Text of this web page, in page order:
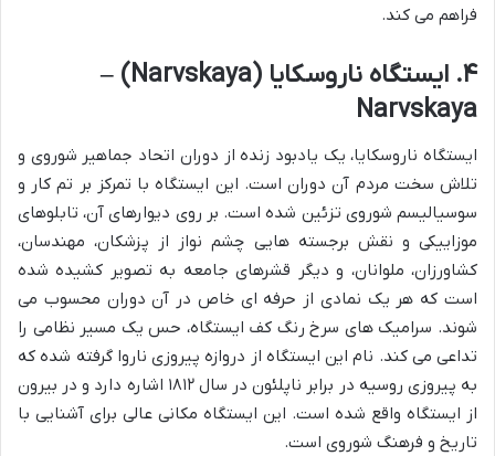
فراهم می کند.
۴. ایستگاه ناروسکایا (Narvskaya) –
Narvskaya
ایستگاه ناروسکایا، یک یادبود زنده از دوران اتحاد جماهیر شوروی و
تلاش سخت مردم آن دوران است. این ایستگاه با تمرکز بر تم کار و
سوسیالیسم شوروی تزئین شده است. بر روی دیوارهای آن، تابلوهای
موزاییکی و نقش برجسته هایی چشم نواز از پزشکان، مهندسان،
کشاورزان، ملوانان، و دیگر قشرهای جامعه به تصویر کشیده شده
است که هر یک نمادی از حرفه ای خاص در آن دوران محسوب می
شوند. سرامیک های سرخ رنگ کف ایستگاه، حس یک مسیر نظامی را
تداعی می کند. نام این ایستگاه از دروازه پیروزی ناروا گرفته شده که
به پیروزی روسیه در برابر ناپلئون در سال ۱۸۱۲ اشاره دارد و در بیرون
از ایستگاه واقع شده است. این ایستگاه مکانی عالی برای آشنایی با
تاریخ و فرهنگ شوروی است.